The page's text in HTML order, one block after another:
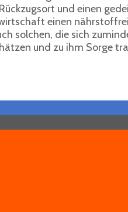
und einen
einen
solchen, die sich
und zu ihm Sorge